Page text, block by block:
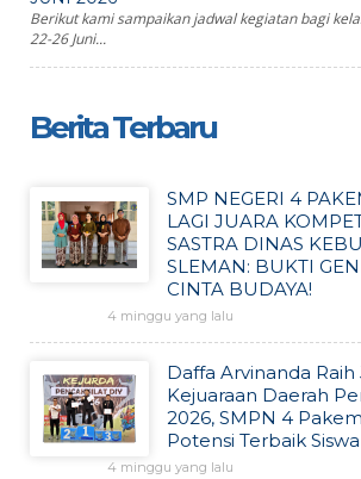
Berikut kami sampaikan jadwal kegiatan bagi
22-26 Juni...
Berita Terbaru
SMP NEGERI 4
LAGI JUARA
SASTRA DINAS
SLEMAN: BUKTI
CINTA BUDAYA!
4 minggu yang lalu
Daffa Arvinanda Raih
Kejuaraan Daerah
2026, SMPN 4
Potensi Terbaik Siswa
4 minggu yang lalu